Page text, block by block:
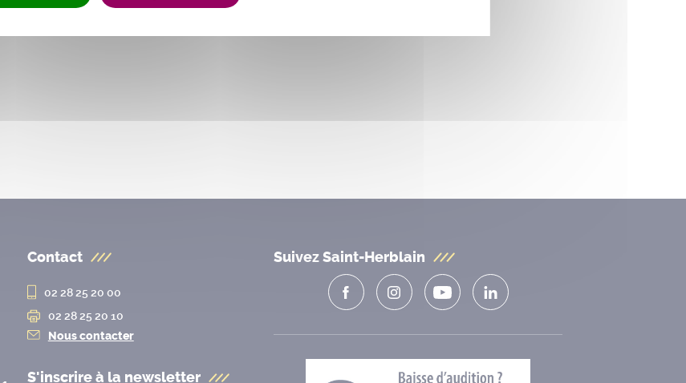
Contact
02 28 25 20 00
02 28 25 20 10
Nous contacter
S'inscrire à la newsletter
Suivez Saint-Herblain